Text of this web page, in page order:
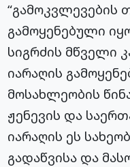
“გამოკვლევების
გამოყენებული
სიგრძის მწველი
იარაღის
მოსახლეობის
ჟენევის და
იარაღის ეს
გადაწვისა და